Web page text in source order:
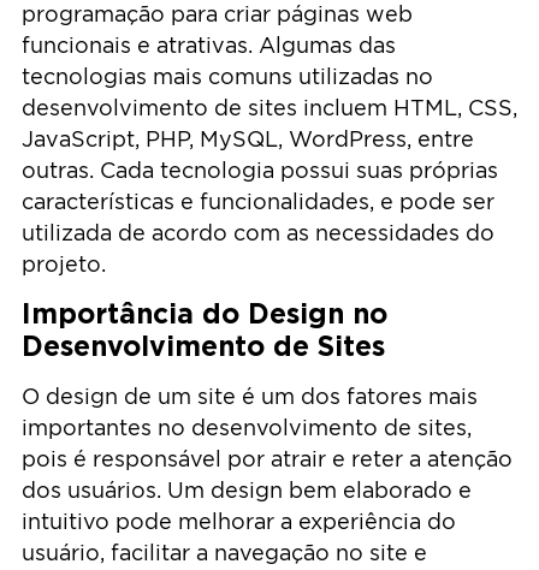
programação para criar páginas web
funcionais e atrativas. Algumas das
tecnologias mais comuns utilizadas no
desenvolvimento de sites incluem HTML, CSS,
JavaScript, PHP, MySQL, WordPress, entre
outras. Cada tecnologia possui suas próprias
características e funcionalidades, e pode ser
utilizada de acordo com as necessidades do
projeto.
Importância do Design no
Desenvolvimento de Sites
O design de um site é um dos fatores mais
importantes no desenvolvimento de sites,
pois é responsável por atrair e reter a atenção
dos usuários. Um design bem elaborado e
intuitivo pode melhorar a experiência do
usuário, facilitar a navegação no site e